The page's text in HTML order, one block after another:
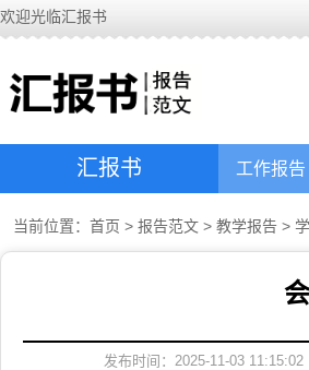
欢迎光临汇报书
汇报书 工作报告
当前位置： 首页 > 报告范文 > 教学报告 >
发布时间：2025-11-03 11:15:02